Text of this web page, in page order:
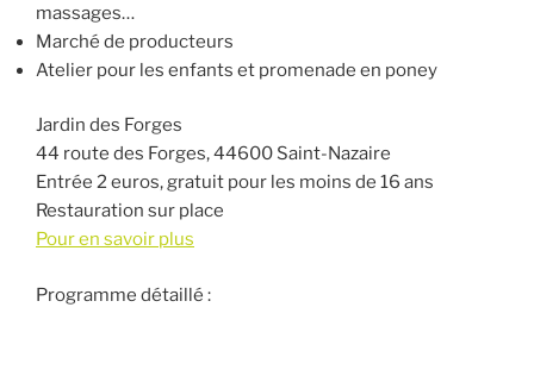
massages…
Marché de producteurs
Atelier pour les enfants et promenade en poney
Jardin des Forges
44 route des Forges, 44600 Saint-Nazaire
Entrée 2 euros, gratuit pour les moins de 16 ans
Restauration sur place
Pour en savoir plus
Programme détaillé :